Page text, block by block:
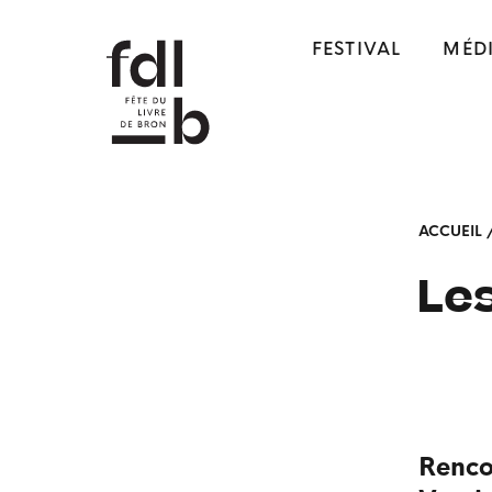
FESTIVAL
ACCUEIL